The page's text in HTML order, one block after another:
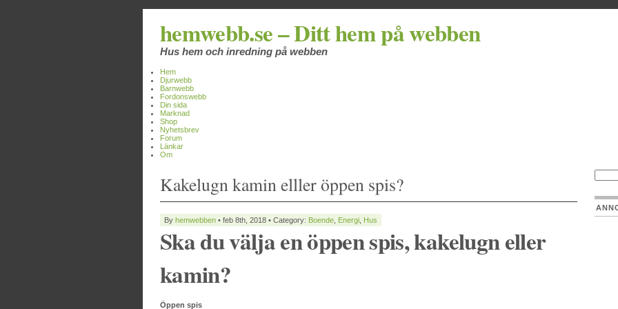
hemwebb.se – Ditt hem på webben
Hus hem och inredning på webben
Hem
Djurwebb
Barnwebb
Fordonswebb
Din sida
Marknad
Shop
Nyhetsbrev
Forum
Länkar
Om
Kakelugn kamin elller öppen spis?
By hemwebben • feb 8th, 2018 • Category: Boende Energi Hus
Ska du välja en öppen spis, kakelugn eller
kamin?
Öppen spis